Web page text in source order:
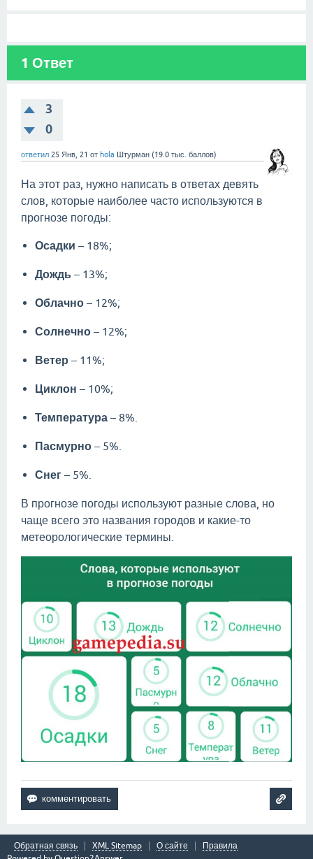
1 Ответ
3
0
ответил 25 Янв, 21 от hola Штурман (19.0 тыс. баллов)
На этот раз, нужно написать в ответах девять
слов, которые наиболее часто используются в
прогнозе погоды:
Осадки – 18%;
Дождь – 13%;
Облачно – 12%;
Солнечно – 12%;
Ветер – 11%;
Циклон – 10%;
Температура – 8%.
Пасмурно – 5%.
Снег – 5%.
В прогнозе погоды используют разные слова, но
чаще всего это названия городов и какие-то
метеорологические термины.
Обратная связь XML Sitemap О сайте
Правила